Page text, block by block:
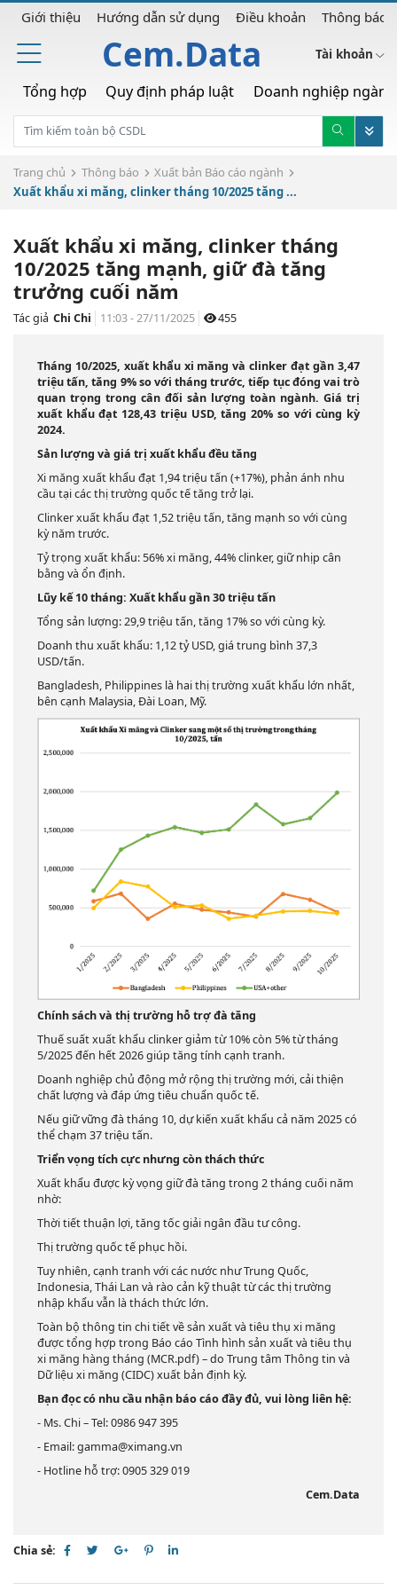
Giới thiệu Hướng dẫn sử dụng Điều khoản Thông báo
Cem.Data Tài khoản
Tổng hợp Quy định pháp luật Doanh nghiệp ngành
Trang chủ Thông báo
Xuất bản Báo cáo ngành
Xuất khẩu xi măng, clinker tháng 10/2025 tăng ...
Xuất khẩu xi măng, clinker tháng
10/2025 tăng mạnh, giữ đà tăng
trưởng cuối năm
Tác giả Chi Chi 11:03 - 27/11/2025 455
Tháng 10/2025, xuất khẩu xi măng và clinker đạt gần 3,47
triệu tấn, tăng 9% so với tháng trước, tiếp tục đóng vai trò
quan trọng trong cân đối sản lượng toàn ngành. Giá trị
xuất khẩu đạt 128,43 triệu USD, tăng 20% so với cùng kỳ
2024.
Sản lượng và giá trị xuất khẩu đều tăng
Xi măng xuất khẩu đạt 1,94 triệu tấn (+17%), phản ánh nhu
cầu tại các thị trường quốc tế tăng trở lại.
Clinker xuất khẩu đạt 1,52 triệu tấn, tăng mạnh so với cùng
kỳ năm trước.
Tỷ trọng xuất khẩu: 56% xi măng, 44% clinker, giữ nhịp cân
bằng và ổn định.
Lũy kế 10 tháng: Xuất khẩu gần 30 triệu tấn
Tổng sản lượng: 29,9 triệu tấn, tăng 17% so với cùng kỳ.
Doanh thu xuất khẩu: 1,12 tỷ USD, giá trung bình 37,3
USD/tấn.
Bangladesh, Philippines là hai thị trường xuất khẩu lớn nhất,
bên cạnh Malaysia, Đài Loan, Mỹ.
Chính sách và thị trường hỗ trợ đà tăng
Thuế suất xuất khẩu clinker giảm từ 10% còn 5% từ tháng
5/2025 đến hết 2026 giúp tăng tính cạnh tranh.
Doanh nghiệp chủ động mở rộng thị trường mới, cải thiện
chất lượng và đáp ứng tiêu chuẩn quốc tế.
Nếu giữ vững đà tháng 10, dự kiến xuất khẩu cả năm 2025 có
thể chạm 37 triệu tấn.
Triển vọng tích cực nhưng còn thách thức
Xuất khẩu được kỳ vọng giữ đà tăng trong 2 tháng cuối năm
nhờ:
Thời tiết thuận lợi, tăng tốc giải ngân đầu tư công.
Thị trường quốc tế phục hồi.
Tuy nhiên, cạnh tranh với các nước như Trung Quốc,
Indonesia, Thái Lan và rào cản kỹ thuật từ các thị trường
nhập khẩu vẫn là thách thức lớn.
Toàn bộ thông tin chi tiết về sản xuất và tiêu thụ xi măng
được tổng hợp trong Báo cáo Tình hình sản xuất và tiêu thụ
xi măng hàng tháng (MCR.pdf) – do Trung tâm Thông tin và
Dữ liệu xi măng (CIDC) xuất bản định kỳ.
Bạn đọc có nhu cầu nhận báo cáo đầy đủ, vui lòng liên hệ:
- Ms. Chi – Tel: 0986 947 395
- Email: gamma@ximang.vn
- Hotline hỗ trợ: 0905 329 019
Cem.Data
Chia sẻ: